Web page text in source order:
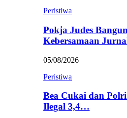
Peristiwa
Pokja Judes
Kebersamaan
05/08/2026
Peristiwa
Bea Cukai dan
Ilegal 3,4…